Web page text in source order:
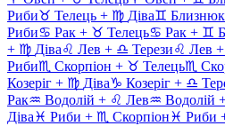
Риби♉ Телець + ♍ Діва♊
Риби♋ Рак + ♉ Телець♋ Рак + ♊
+ ♍ Діва♌ Лев + ♎ Терези♌ Лев +
Риби♏ Скорпіон + ♉ Телець♏
Козеріг + ♍ Діва♑ Козеріг + ♎
Рак♒ Водолій + ♌ Лев♒ Водолій
Діва♓ Риби + ♏ Скорпіон♓ Риби